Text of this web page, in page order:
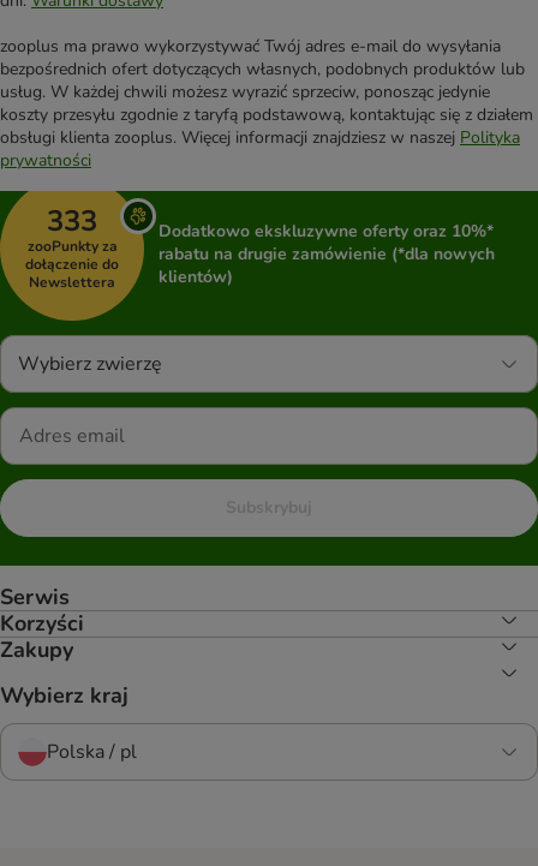
zooplus ma prawo wykorzystywać Twój adres e-mail do wysyłania
bezpośrednich ofert dotyczących własnych, podobnych produktów lub
usług. W każdej chwili możesz wyrazić sprzeciw, ponosząc jedynie
koszty przesyłu zgodnie z taryfą podstawową, kontaktując się z działem
obsługi klienta zooplus. Więcej informacji znajdziesz w naszej Polityka
prywatności
333
zooPunkty za
dołączenie do
Newslettera
Dodatkowo ekskluzywne oferty oraz 10%*
rabatu na drugie zamówienie (*dla nowych
klientów)
Wybierz zwierzę
Subskrybuj
Serwis
Korzyści
Zakupy
Wybierz kraj
Polska / pl